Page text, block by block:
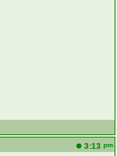
3:13 pm